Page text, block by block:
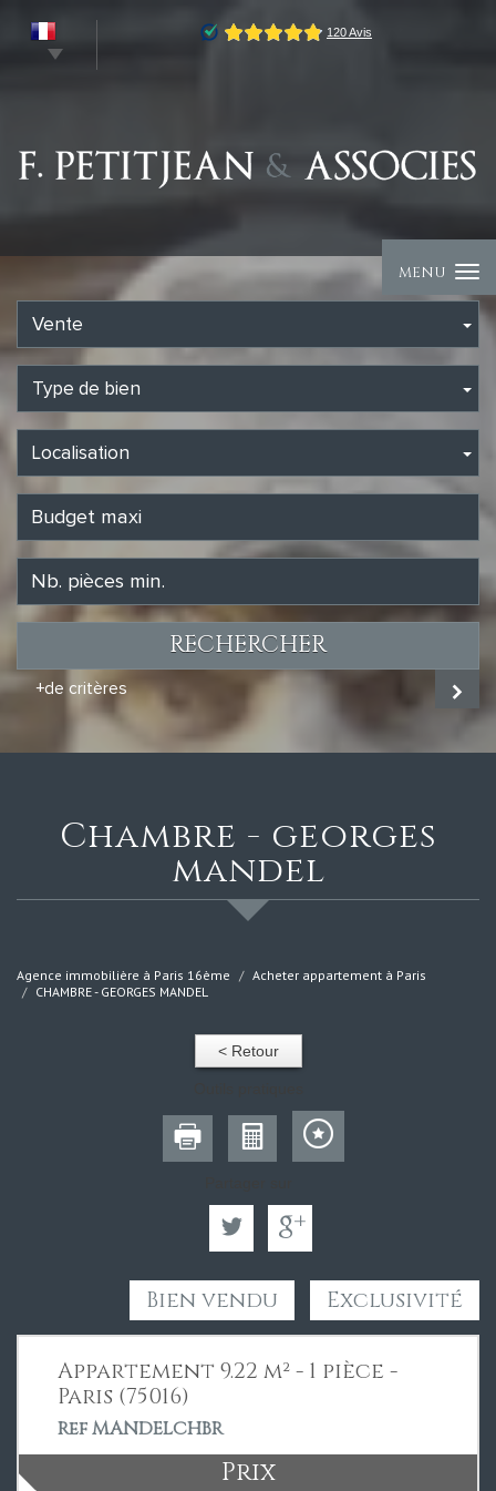
MENU
Vente
Type de bien
Localisation
RECHERCHER
+de critères
chambre - georges
mandel
Agence immobilière à Paris 16ème
Acheter appartement à Paris
CHAMBRE - GEORGES MANDEL
< Retour
Bien vendu Exclusivité
Appartement 9.22 m² - 1 pièce -
Paris (75016)
Ref MANDELCHBR
Prix